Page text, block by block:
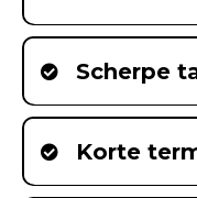
Scherpe
Korte